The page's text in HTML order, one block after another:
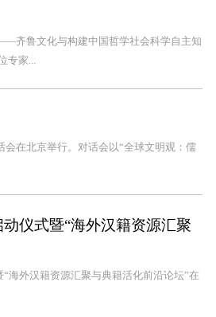
齐鲁文化与构建中国哲学社会科学自主知
家...
在北京举行。对话会以“全球文明观：儒
仪式暨“海外汉籍资源汇聚
海外汉籍资源汇聚与典籍活化前沿论坛”在